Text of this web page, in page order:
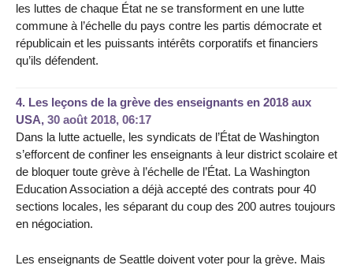
les luttes de chaque État ne se transforment en une lutte
commune à l’échelle du pays contre les partis démocrate et
républicain et les puissants intérêts corporatifs et financiers
qu’ils défendent.
4. Les leçons de la grève des enseignants en 2018 aux
USA, 30 août 2018, 06:17
Dans la lutte actuelle, les syndicats de l’État de Washington
s’efforcent de confiner les enseignants à leur district scolaire et
de bloquer toute grève à l’échelle de l’État. La Washington
Education Association a déjà accepté des contrats pour 40
sections locales, les séparant du coup des 200 autres toujours
en négociation.
Les enseignants de Seattle doivent voter pour la grève. Mais